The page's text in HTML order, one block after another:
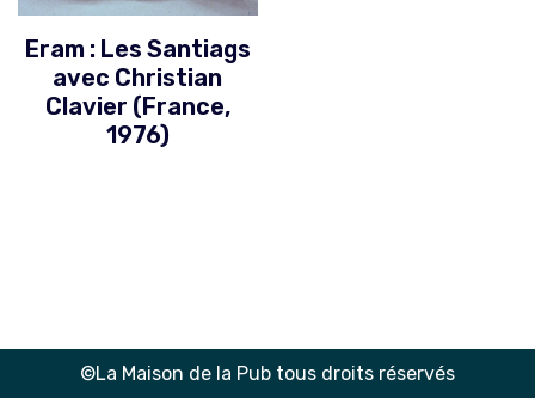
Eram : Les Santiags
avec Christian
Clavier (France,
1976)
©La Maison de la Pub tous droits réservés